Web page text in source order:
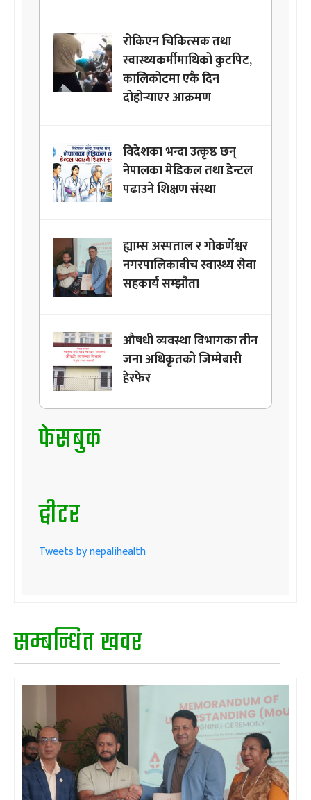
रोकिएन चिकित्सक तथा
स्वास्थ्यकर्मीमाथिको कुटपिट,
कालिकोटमा एकै दिन
दोहोर्‍याएर आक्रमण
विदेशका भन्दा उत्कृष्ठ छन्
नेपालका मेडिकल तथा डेन्टल
पढाउने शिक्षण संस्था
ह्याम्स अस्पताल र गोकर्णेश्वर
नगरपालिकाबीच स्वास्थ्य सेवा
सहकार्य सम्झौता
औषधी व्यवस्था विभागका तीन
जना अधिकृतको जिम्मेबारी
हेरफेर
फेसबुक
ट्वीटर
Tweets by nepalihealth
सम्बन्धित खवर